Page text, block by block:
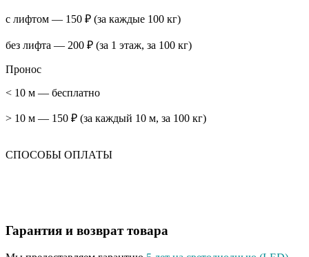
с лифтом — 150 ₽ (за каждые 100 кг)
без лифта — 200 ₽ (за 1 этаж, за 100 кг)
Пронос
< 10 м — бесплатно
> 10 м — 150 ₽ (за каждый 10 м, за 100 кг)
СПОСОБЫ ОПЛАТЫ
Гарантия и возврат товара